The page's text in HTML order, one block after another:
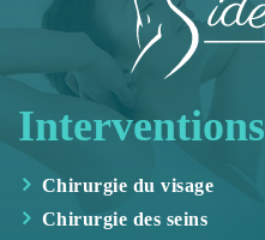
Interventions
Chirurgie du visage
Chirurgie des seins